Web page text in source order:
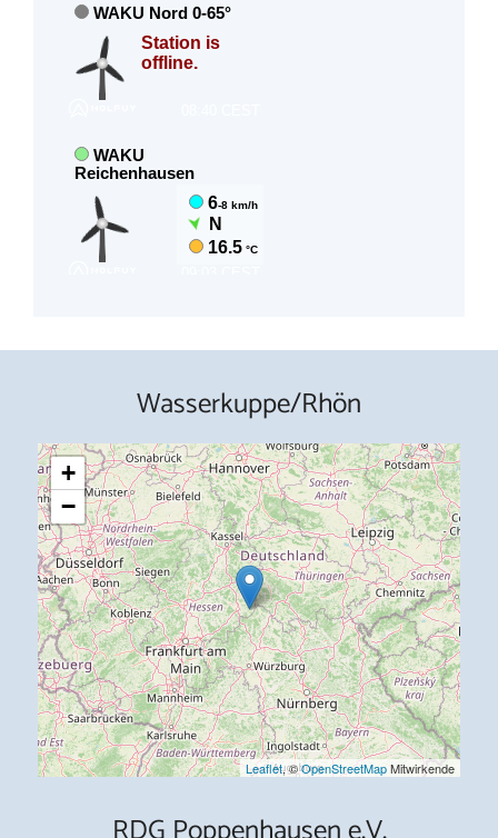
Wasserkuppe/Rhön
+
−
Leaflet, ©OpenStreetMapMitwirkende